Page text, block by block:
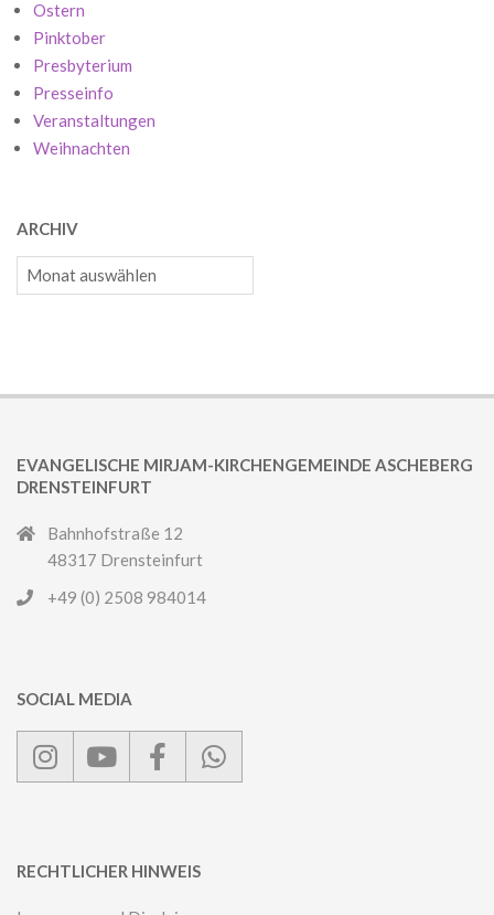
Ostern
Pinktober
Presbyterium
Presseinfo
Veranstaltungen
Weihnachten
ARCHIV
Archiv
EVANGELISCHE MIRJAM-KIRCHENGEMEINDE ASCHEBERG
DRENSTEINFURT
Bahnhofstraße 12
48317 Drensteinfurt
+49 (0) 2508 984014
SOCIAL MEDIA
RECHTLICHER HINWEIS